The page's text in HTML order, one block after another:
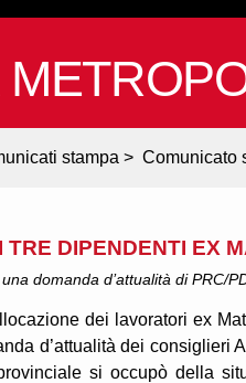
stampa > Comunicato
DIPENDENTI EX
domanda d’attualità di PRC/
dei lavoratori ex
d’attualità dei consiglieri
si occupò della